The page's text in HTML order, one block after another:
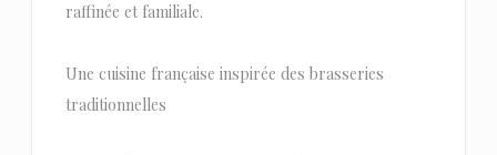
raffinée et familiale.
Une cuisine française inspirée des brasseries
traditionnelles